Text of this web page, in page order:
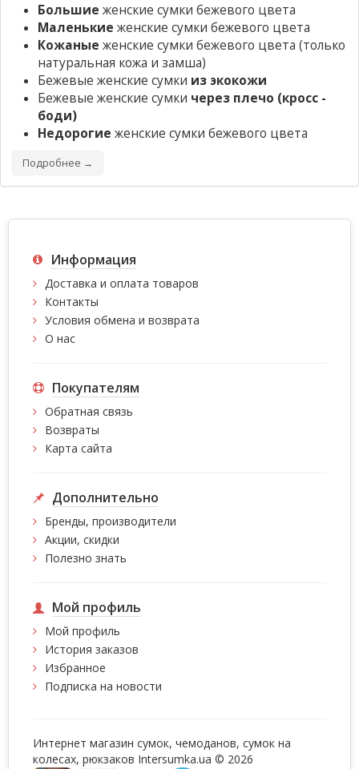
Большие женские сумки бежевого цвета
Маленькие женские сумки бежевого цвета
Кожаные женские сумки бежевого цвета (только
натуральная кожа и замша)
Бежевые женские сумки из экокожи
Бежевые женские сумки через плечо (кросс -
боди)
Недорогие женские сумки бежевого цвета
Подробнее →
Информация
Доставка и оплата товаров
Контакты
Условия обмена и возврата
О нас
Покупателям
Обратная связь
Возвраты
Карта сайта
Дополнительно
Бренды, производители
Акции, скидки
Полезно знать
Мой профиль
Мой профиль
История заказов
Избранное
Подписка на новости
Интернет магазин сумок, чемоданов, сумок на
колесах, рюкзаков Intersumka.ua © 2026